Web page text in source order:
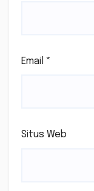
Email *
Situs Web